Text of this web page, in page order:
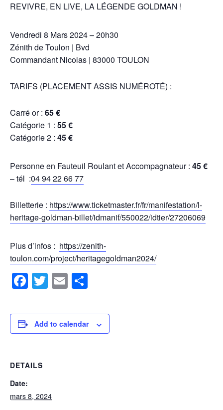
REVIVRE, EN LIVE, LA LÉGENDE GOLDMAN !
Vendredi 8 Mars 2024 – 20h30
Zénith de Toulon | Bvd
Commandant Nicolas | 83000 TOULON
TARIFS (PLACEMENT ASSIS NUMÉROTÉ) :
Carré or : 65 €
Catégorie 1 : 55 €
Catégorie 2 : 45 €
Personne en Fauteuil Roulant et Accompagnateur : 45 €
– tél :04 94 22 66 77
Billetterie : https://www.ticketmaster.fr/fr/manifestation/l-
heritage-goldman-billet/idmanif/550022/idtier/27206069
Plus d’infos : https://zenith-
toulon.com/project/heritagegoldman2024/
Facebook
Twitter
Email
Add to calendar
DETAILS
Date:
mars 8, 2024